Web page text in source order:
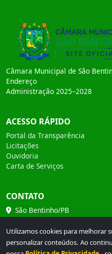
Câmara Municipal de São
Endereço
Administração 2025–2028
ACESSO RÁPIDO
Portal da Transparência
Licitações
Ouvidoria
Carta de Serviços
CONTATO
São Bentinho/PB
(83) 99966-3000
Utilizamos cookies para melhorar
personalizar conteúdos. Ao